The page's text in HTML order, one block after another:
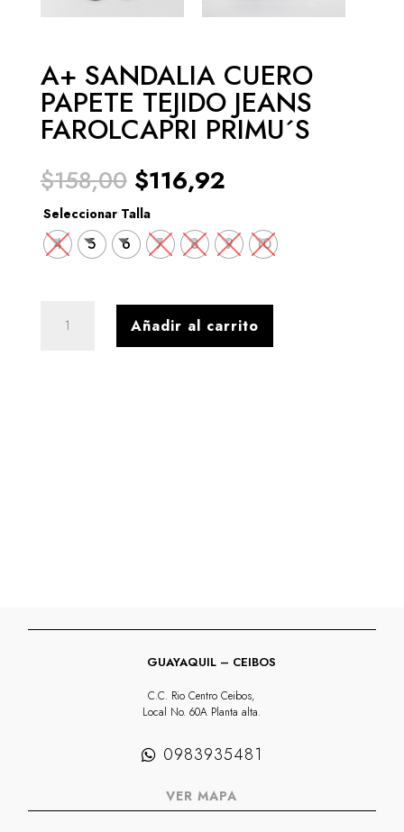
A+ SANDALIA CUERO
PAPETE TEJIDO JEANS
FAROLCAPRI PRIMU´S
$158,00 El
precio
original
era:
$158,00.
$116,92El
precio
actual
es:
$116,92.
Seleccionar Talla
4 5 6 7 8 9 10
SANDALIA
Añadir al carrito
GUAYAQUIL – CEIBOS
C.C. Rio Centro Ceibos,
Local No. 60A Planta alta.
0983935481
VER MAPA